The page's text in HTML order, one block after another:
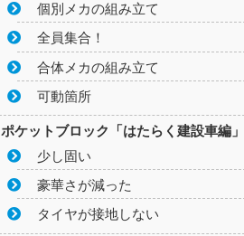
個別メカの組み立て
全員集合！
合体メカの組み立て
可動箇所
ポケットブロック「はたらく建設車編
少し固い
豪華さが減った
タイヤが接地しない